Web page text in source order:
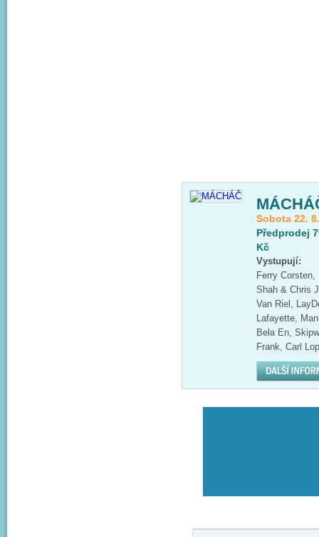
Sobota 22.
Předprodej
Kč
Vystupují:
Ferry
Shah & Chris
Van Riel,
Lafayette,
Bela En,
Frank, Carl